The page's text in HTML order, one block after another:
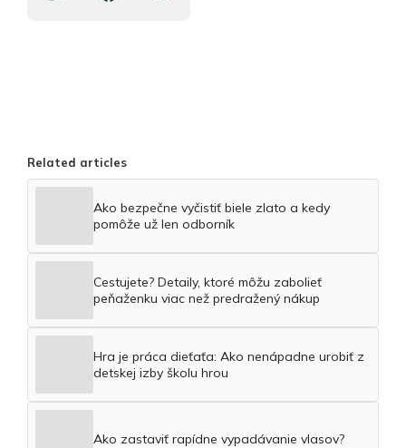
Related articles
Ako bezpečne vyčistiť biele zlato a kedy
pomôže už len odborník
Cestujete? Detaily, ktoré môžu zabolieť
peňaženku viac než predražený nákup
Hra je práca dieťaťa: Ako nenápadne urobiť z
detskej izby školu hrou
Ako zastaviť rapídne vypadávanie vlasov?